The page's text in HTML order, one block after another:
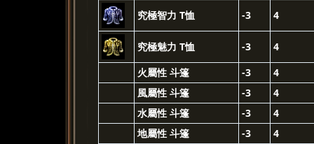
究極智力 T恤 -3 4
究極魅力 T恤 -3
4
火屬性 斗篷
-3
4
風屬性 斗篷
-3
4
水屬性 斗篷
-3
4
地屬性 斗篷
-3
4